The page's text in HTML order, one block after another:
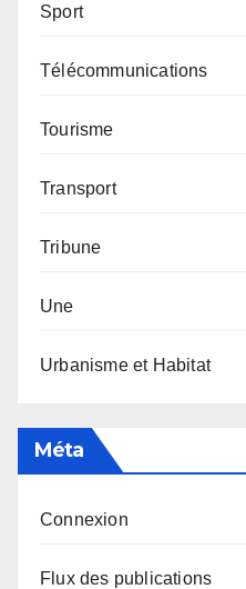
Sport
Télécommunications
Tourisme
Transport
Tribune
Une
Urbanisme et Habitat
Méta
Connexion
Flux des publications